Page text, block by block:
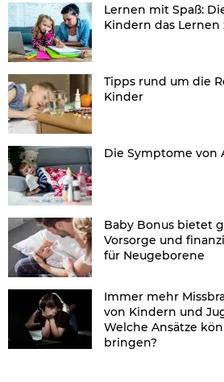
Lernen mit Spaß:
Kindern das Lernen
Tipps rund um die
Kinder
Die Symptome von
Baby Bonus bietet
Vorsorge und
für Neugeborene
Immer mehr
von Kindern und
Welche Ansätze
bringen?